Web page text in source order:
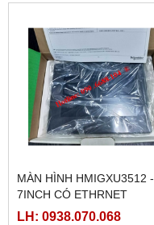
MÀN HÌNH HMIGXU3512 -
7INCH CÓ ETHRNET
LH: 0938.070.068